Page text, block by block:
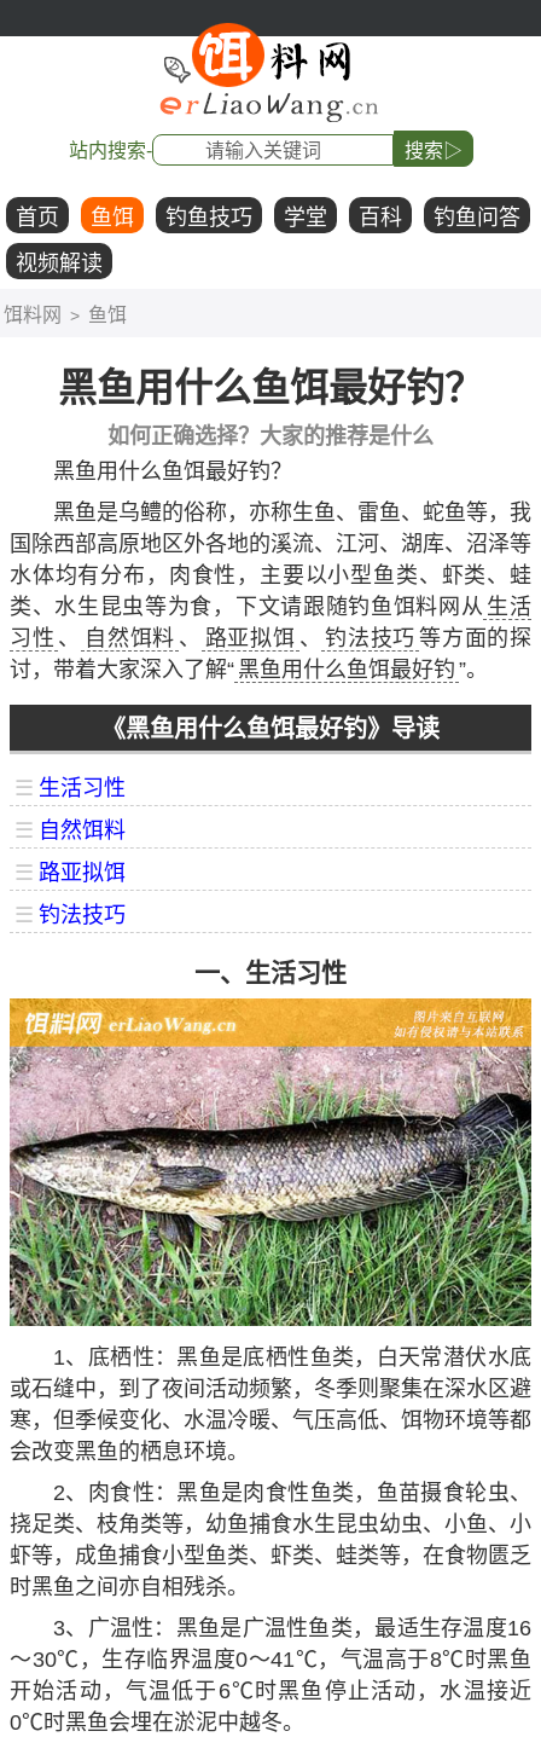
站内搜索- 搜索▷
首页 鱼饵 钓鱼技巧 学堂 百科
钓鱼问答
视频解读
饵料网 > 鱼饵
黑鱼用什么鱼饵最好钓？
如何正确选择？大家的推荐是什么
黑鱼用什么鱼饵最好钓？
黑鱼是乌鳢的俗称，亦称生鱼、雷鱼、蛇鱼等，我
国除西部高原地区外各地的溪流、江河、湖库、沼泽等
水体均有分布，肉食性，主要以小型鱼类、虾类、蛙
类、水生昆虫等为食，下文请跟随钓鱼饵料网从 生活
习性 、 自然饵料 、 路亚拟饵 、 钓法技巧 等方面的探
讨，带着大家深入了解“ 黑鱼用什么鱼饵最好钓 ”。
《黑鱼用什么鱼饵最好钓》导读
☰ 生活习性
☰ 自然饵料
☰ 路亚拟饵
☰ 钓法技巧
一、生活习性
1、底栖性：黑鱼是底栖性鱼类，白天常潜伏水底
或石缝中，到了夜间活动频繁，冬季则聚集在深水区避
寒，但季候变化、水温冷暖、气压高低、饵物环境等都
会改变黑鱼的栖息环境。
2、肉食性：黑鱼是肉食性鱼类，鱼苗摄食轮虫、
挠足类、枝角类等，幼鱼捕食水生昆虫幼虫、小鱼、小
虾等，成鱼捕食小型鱼类、虾类、蛙类等，在食物匮乏
时黑鱼之间亦自相残杀。
3、广温性：黑鱼是广温性鱼类，最适生存温度16
～30℃，生存临界温度0～41℃，气温高于8℃时黑鱼
开始活动，气温低于6℃时黑鱼停止活动，水温接近
0℃时黑鱼会埋在淤泥中越冬。